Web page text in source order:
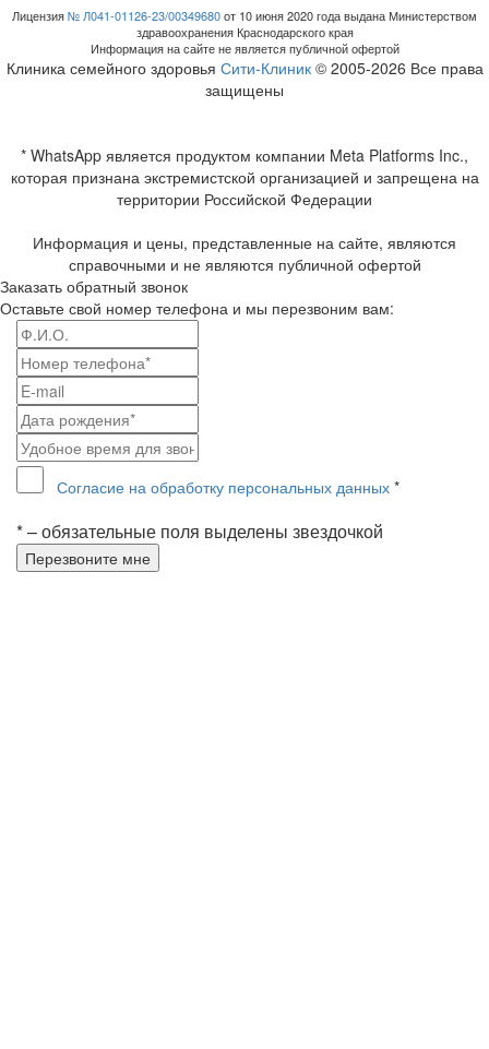
Лицензия№ Л041-01126-23/00349680от 10 июня 2020 года выдана Министерством
здравоохранения Краснодарского края
Информация на сайте не является публичной офертой
Клиника семейного здоровья Сити-Клиник© 2005-2026 Все права
защищены
* WhatsApp является продуктом компании Meta Platforms Inc.,
которая признана экстремистской организацией и запрещена на
территории Российской Федерации
Информация и цены, представленные на сайте, являются
справочными и не являются публичной офертой
Заказать обратный звонок
Оставьте свой номер телефона и мы перезвоним вам:
Согласие на обработку персональных данных *
* – обязательные поля выделены звездочкой